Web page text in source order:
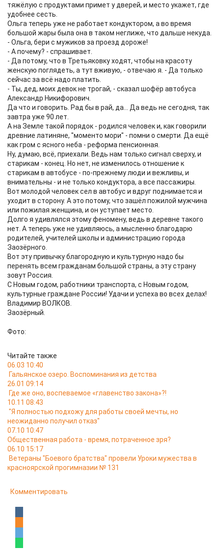
тяжёлую с продуктами примет у дверей, и место укажет, где
удобнее сесть.
Ольга теперь уже не работает кондуктором, а во время
большой жары была она в таком неглиже, что дальше некуда.
- Ольга, бери с мужиков за проезд дороже!
- А почему? - спрашивает.
- Да потому, что в Третьяковку ходят, чтобы на красоту
женскую поглядеть, а тут вживую, - отвечаю я. - Да только
сейчас за всё надо платить.
- Ты, дед, моих девок не трогай, - сказал шофёр автобуса
Александр Никифорович.
Да что и говорить. Рад бы в рай, да... Да ведь не сегодня, так
завтра уже 90 лет.
А на Земле такой порядок - родился человек и, как говорили
древние латиняне, "моменто мори" - помни о смерти. Да ещё
как гром с ясного неба - реформа пенсионная.
Ну, думаю, всё, приехали. Ведь нам только сигнал сверху, и
старикам - конец. Но нет, не изменилось отношение к
старикам в автобусе - по-прежнему люди и вежливы, и
внимательны - и не только кондуктора, а все пассажиры.
Вот молодой человек сел в автобус и вдруг поднимается и
уходит в сторону. А это потому, что зашёл пожилой мужчина
или пожилая женщина, и он уступает место.
Долго я удивлялся этому феномену, ведь в деревне такого
нет. А теперь уже не удивляюсь, а мысленно благодарю
родителей, учителей школы и администрацию города
Заозёрного.
Вот эту привычку благородную и культурную надо бы
перенять всем гражданам большой страны, а эту страну
зовут Россия.
С Новым годом, работники транспорта, с Новым годом,
культурные граждане России! Удачи и успеха во всех делах!
Владимир ВОЛКОВ.
Заозёрный.
Фото:
Читайте также
06.03 10:40
Гальянское озеро. Воспоминания из детства
26.01 09:14
Где же оно, воспеваемое «главенство закона»?!
10.11 08:43
"Я полностью подхожу для работы своей мечты, но
неожиданно получил отказ"
07.10 10:47
Общественная работа - время, потраченное зря?
06.10 15:17
Ветераны "Боевого братства" провели Уроки мужества в
красноярской прогимназии № 131
Комментировать